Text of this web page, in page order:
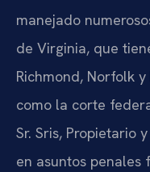
manejado
de Virginia, que
Richmond, Norfolk
como la corte
Sr. Sris, Propietario
en asuntos penales